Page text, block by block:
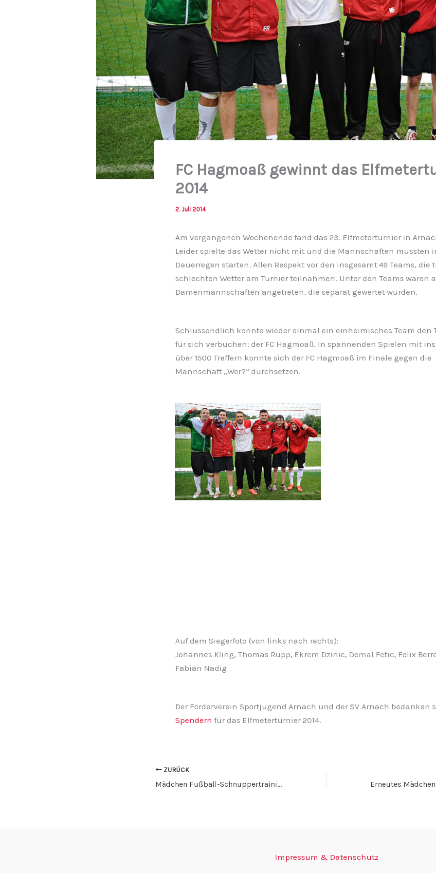
FC Hagmoaß gewinnt das
2014
2. Juli 2014
Am vergangenen Wochenende fand das 23. Elfmeterturnier in
Leider spielte das Wetter nicht mit und die Mannschaften mussten
Dauerregen starten. Allen Respekt vor den insgesamt 49 Teams, die
schlechten Wetter am Turnier teilnahmen. Unter den Teams waren
Damenmannschaften angetreten, die separat gewertet wurden.
Schlussendlich konnte wieder einmal ein einheimisches Team den
für sich verbuchen: der FC Hagmoaß. In spannenden Spielen mit
über 1500 Treffern konnte sich der FC Hagmoaß im Finale gegen die
Mannschaft „Wer?“ durchsetzen.
Auf dem Siegerfoto (von links nach rechts):
Johannes Kling, Thomas Rupp, Ekrem Dzinic, Demal Fetic, Felix
Fabian Nadig
Der Förderverein Sportjugend Arnach und der SV Arnach bedanken
Spendern für das Elfmeterturnier 2014.
ZURÜCK
Mädchen Fußball-Schnuppertraining beim SV Arnach
Impressum & Datenschutz